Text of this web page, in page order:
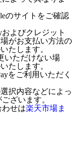
のサイトをご確認
よびクレジット
がお支払い方法の
たします。
いただけない場
たします。
をご利用いただく
択内容などによっ
ざいます。
せは楽天市場ま